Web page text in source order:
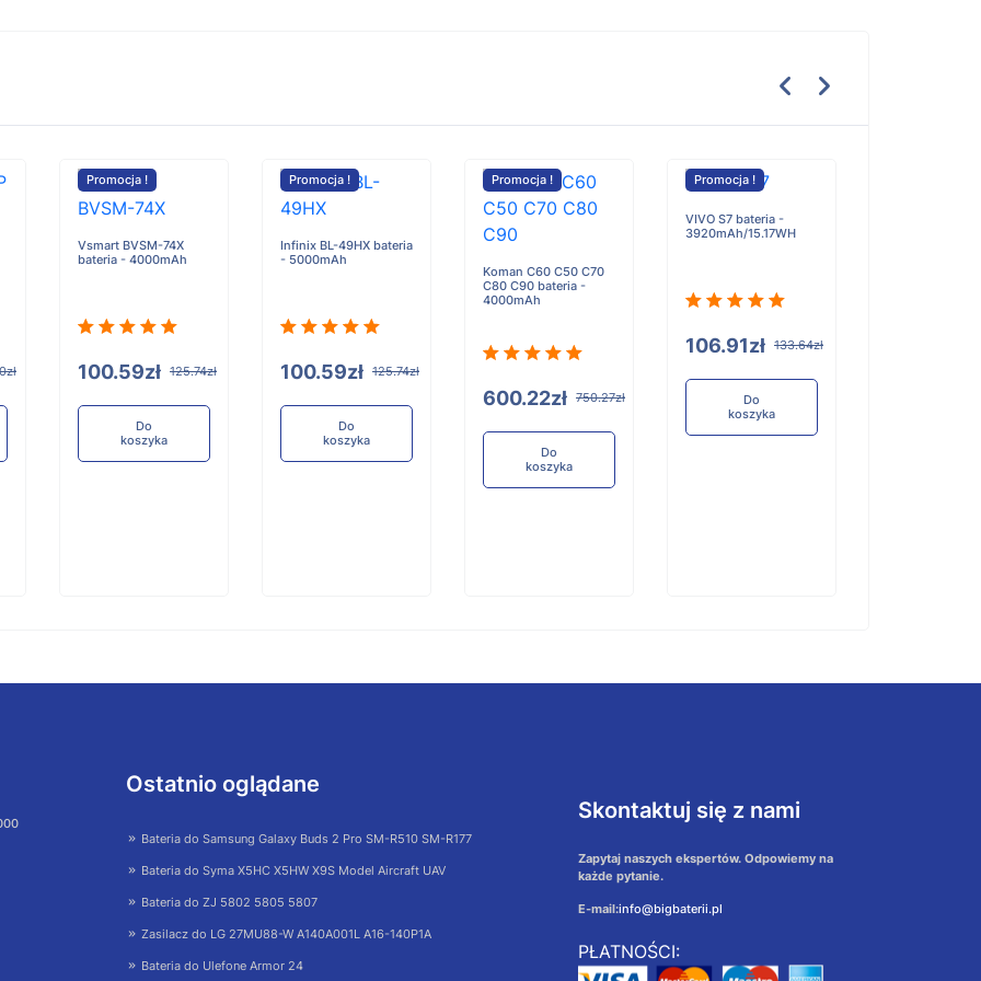
Promocja !
Vsmart BVSM-74X
bateria - 4000mAh
100.59zł 125.74zł
Do
koszyka
Promocja !
Infinix BL-49HX bateria
- 5000mAh
100.59zł 125.74zł
Do
koszyka
Promocja !
Koman C60 C50 C70
C80 C90 bateria -
4000mAh
600.22zł 750.27zł
Do
koszyka
Promocja !
VIVO S7 bateria -
3920mAh/15.17WH
106.91zł 133.64zł
Do
koszyka
Ostatnio oglądane
Bateria do Samsung Galaxy Buds 2 Pro SM-R510 SM-R177
Bateria do Syma X5HC X5HW X9S Model Aircraft UAV
Bateria do ZJ 5802 5805 5807
Zasilacz do LG 27MU88-W A140A001L A16-140P1A
Bateria do Ulefone Armor 24
Skontaktuj się z nami
Zapytaj naszych ekspertów. Odpowiemy na
każde pytanie.
E-mail:info@bigbaterii.pl
PŁATNOŚCI: